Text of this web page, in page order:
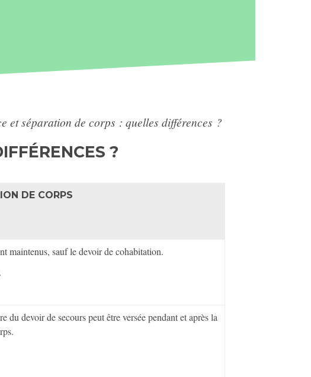
et séparation de corps : quelles différences ?
?
DE CORPS
maintenus, sauf le devoir de cohabitation.
.
du devoir de secours peut être versée pendant et après la